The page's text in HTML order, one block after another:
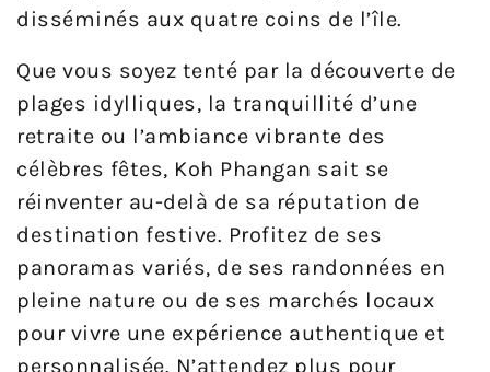
disséminés aux quatre coins de l’île.
Que vous soyez tenté par la découverte de
plages idylliques, la tranquillité d’une
retraite ou l’ambiance vibrante des
célèbres fêtes, Koh Phangan sait se
réinventer au-delà de sa réputation de
destination festive. Profitez de ses
panoramas variés, de ses randonnées en
pleine nature ou de ses marchés locaux
pour vivre une expérience authentique et
personnalisée. N’attendez plus pour